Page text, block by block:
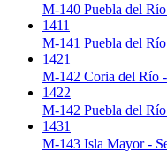
M-140 Puebla del
1411
M-141 Puebla del
1421
M-142 Coria del Río
1422
M-142 Puebla del
1431
M-143 Isla Mayor -